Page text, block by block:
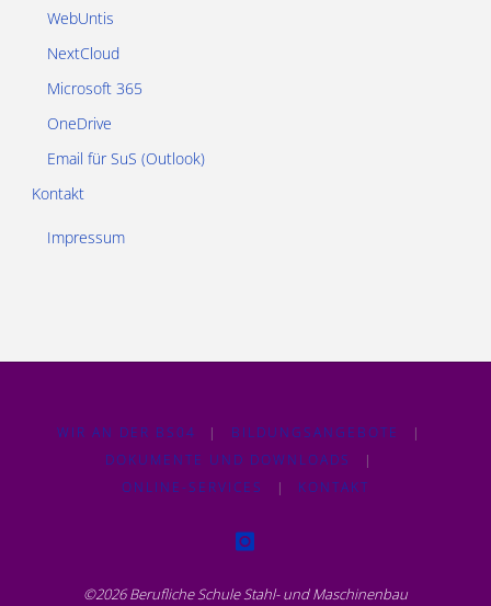
WebUntis
NextCloud
Microsoft 365
OneDrive
Email für SuS (Outlook)
Kontakt
Impressum
WIR AN DER BS04 | BILDUNGSANGEBOTE
|
DOKUMENTE UND DOWNLOADS
|
ONLINE-SERVICES
| KONTAKT
©2026 Berufliche Schule Stahl- und Maschinenbau